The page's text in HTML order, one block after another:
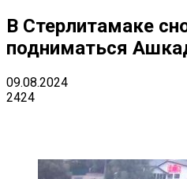
В Стерлитамаке
подниматься
09.08.2024
2424